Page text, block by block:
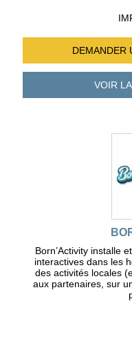
DEMANDER
VOIR
Born’Activity installe
interactives dans les
des activités locales
aux partenaires, sur